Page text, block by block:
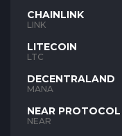
CHAINLINK
LINK
LITECOIN
LTC
DECENTRALAND
MANA
NEAR PROTOCOL
NEAR